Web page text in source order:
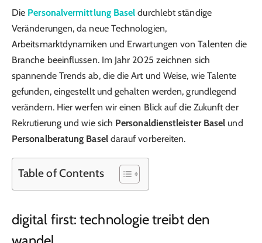
Die Personalvermittlung Basel durchlebt ständige
Veränderungen, da neue Technologien,
Arbeitsmarktdynamiken und Erwartungen von Talenten die
Branche beeinflussen. Im Jahr 2025 zeichnen sich
spannende Trends ab, die die Art und Weise, wie Talente
gefunden, eingestellt und gehalten werden, grundlegend
verändern. Hier werfen wir einen Blick auf die Zukunft der
Rekrutierung und wie sich Personaldienstleister Basel und
Personalberatung Baseldarauf vorbereiten.
Table of Contents
digital first: technologie treibt den